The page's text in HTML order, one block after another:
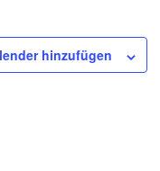
hinzufügen